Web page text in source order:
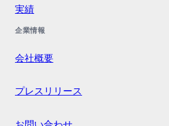
実績
企業情報
会社概要
プレスリリース